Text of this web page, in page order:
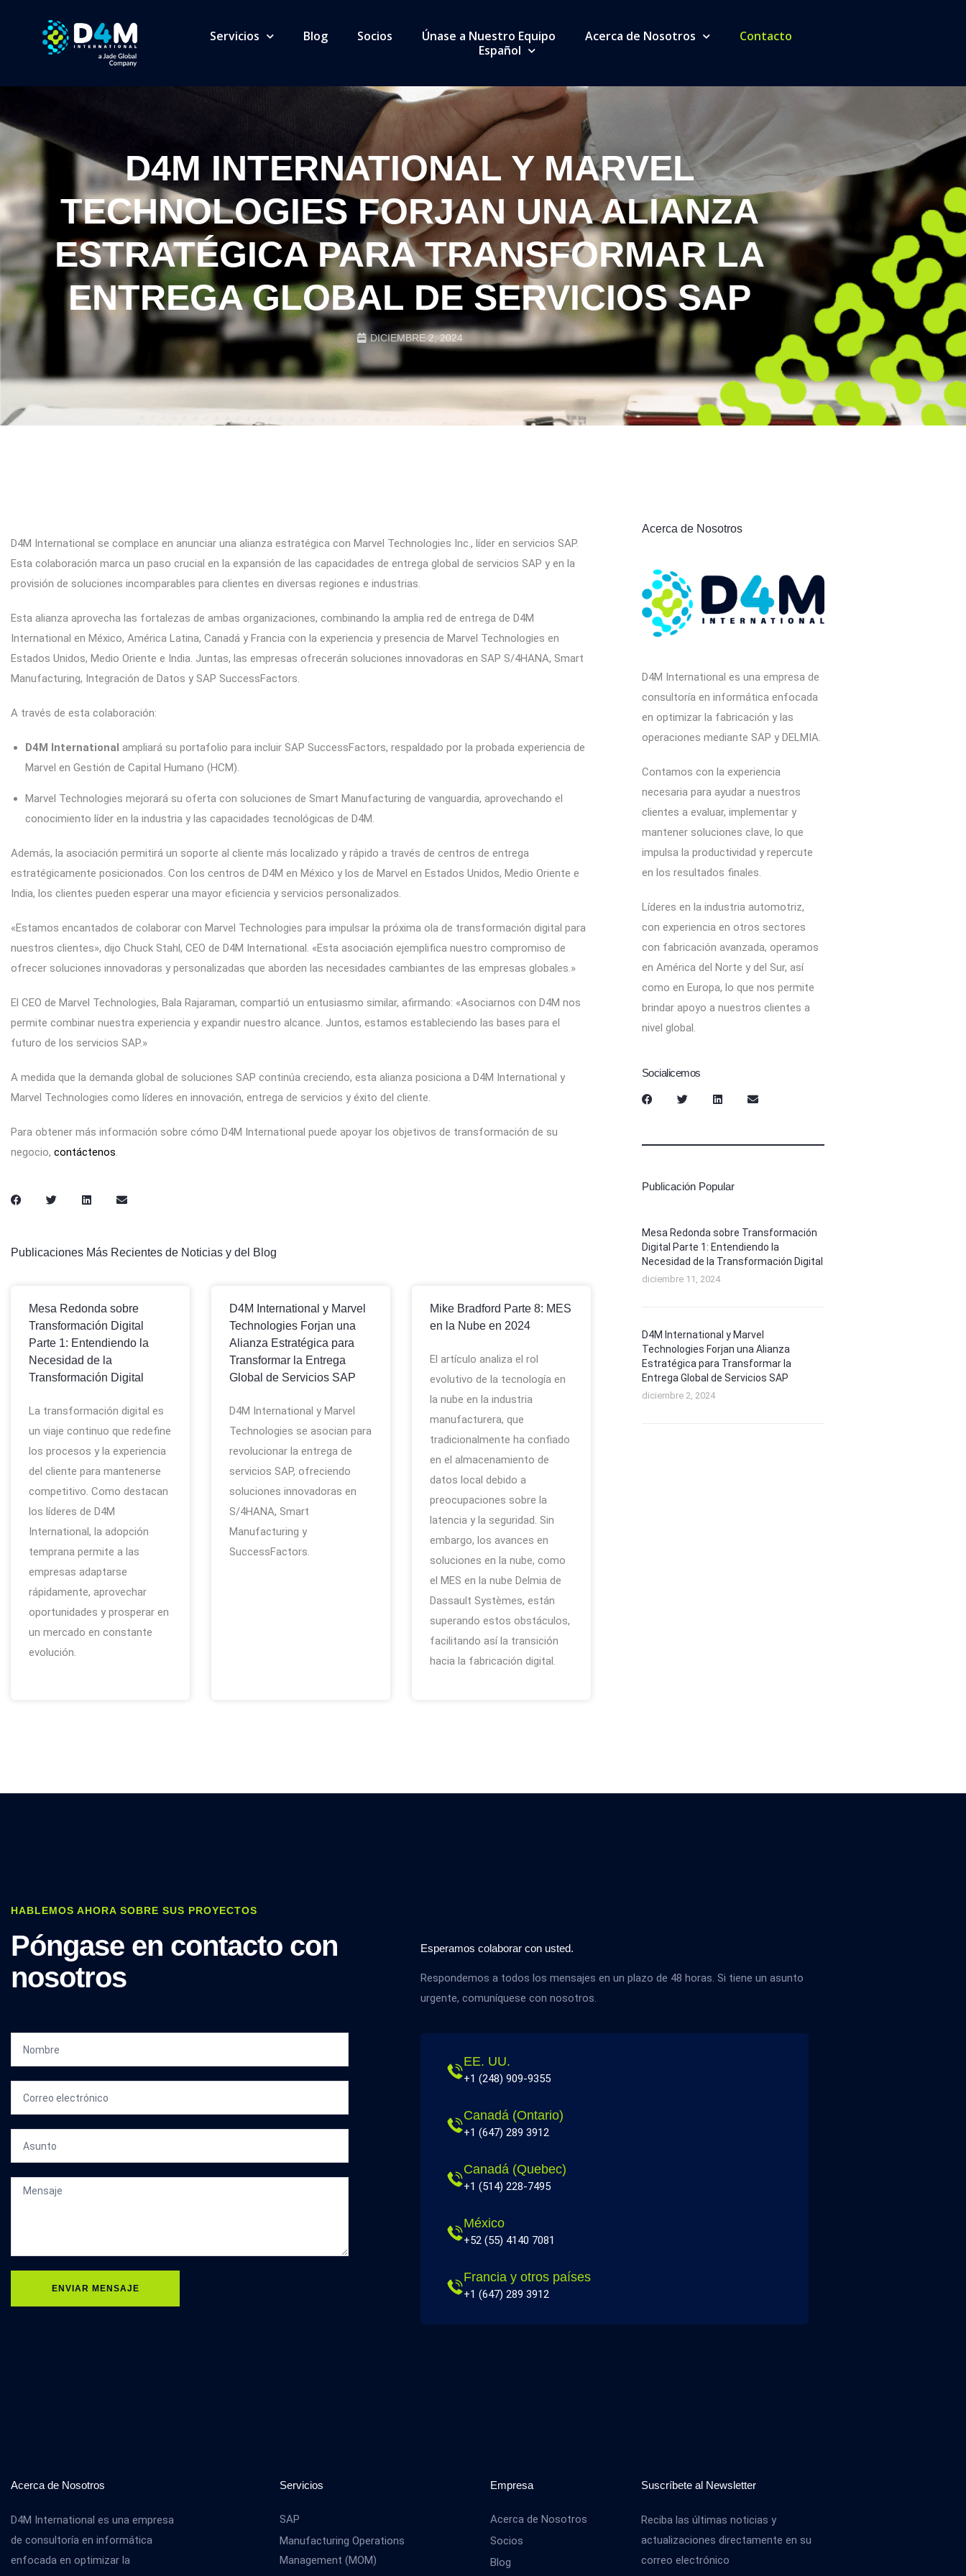
Servicios Blog Socios Únase a Nuestro Equipo Acerca de Nosotros
Contacto
Español
D4M INTERNATIONAL Y MARVEL
TECHNOLOGIES FORJAN UNA ALIANZA
ESTRATÉGICA PARA TRANSFORMAR LA
ENTREGA GLOBAL DE SERVICIOS SAP
DICIEMBRE 2, 2024
D4M International se complace en anunciar una alianza estratégica con Marvel Technologies Inc., líder en servicios SAP.
Esta colaboración marca un paso crucial en la expansión de las capacidades de entrega global de servicios SAP y en la
provisión de soluciones incomparables para clientes en diversas regiones e industrias.
Esta alianza aprovecha las fortalezas de ambas organizaciones, combinando la amplia red de entrega de D4M
International en México, América Latina, Canadá y Francia con la experiencia y presencia de Marvel Technologies en
Estados Unidos, Medio Oriente e India. Juntas, las empresas ofrecerán soluciones innovadoras en SAP S/4HANA, Smart
Manufacturing, Integración de Datos y SAP SuccessFactors.
A través de esta colaboración:
D4M International ampliará su portafolio para incluir SAP SuccessFactors, respaldado por la probada experiencia de
Marvel en Gestión de Capital Humano (HCM).
Marvel Technologies mejorará su oferta con soluciones de Smart Manufacturing de vanguardia, aprovechando el
conocimiento líder en la industria y las capacidades tecnológicas de D4M.
Además, la asociación permitirá un soporte al cliente más localizado y rápido a través de centros de entrega
estratégicamente posicionados. Con los centros de D4M en México y los de Marvel en Estados Unidos, Medio Oriente e
India, los clientes pueden esperar una mayor eficiencia y servicios personalizados.
«Estamos encantados de colaborar con Marvel Technologies para impulsar la próxima ola de transformación digital para
nuestros clientes», dijo Chuck Stahl, CEO de D4M International. «Esta asociación ejemplifica nuestro compromiso de
ofrecer soluciones innovadoras y personalizadas que aborden las necesidades cambiantes de las empresas globales.»
El CEO de Marvel Technologies, Bala Rajaraman, compartió un entusiasmo similar, afirmando: «Asociarnos con D4M nos
permite combinar nuestra experiencia y expandir nuestro alcance. Juntos, estamos estableciendo las bases para el
futuro de los servicios SAP.»
A medida que la demanda global de soluciones SAP continúa creciendo, esta alianza posiciona a D4M International y
Marvel Technologies como líderes en innovación, entrega de servicios y éxito del cliente.
Para obtener más información sobre cómo D4M International puede apoyar los objetivos de transformación de su
negocio, contáctenos.
Publicaciones Más Recientes de Noticias y del Blog
Mesa Redonda sobre
Transformación Digital
Parte 1: Entendiendo la
Necesidad de la
Transformación Digital
La transformación digital es
un viaje continuo que redefine
los procesos y la experiencia
del cliente para mantenerse
competitivo. Como destacan
los líderes de D4M
International, la adopción
temprana permite a las
empresas adaptarse
rápidamente, aprovechar
oportunidades y prosperar en
un mercado en constante
evolución.
D4M International y Marvel
Technologies Forjan una
Alianza Estratégica para
Transformar la Entrega
Global de Servicios SAP
D4M International y Marvel
Technologies se asocian para
revolucionar la entrega de
servicios SAP, ofreciendo
soluciones innovadoras en
S/4HANA, Smart
Manufacturing y
SuccessFactors.
Mike Bradford Parte 8: MES
en la Nube en 2024
El artículo analiza el rol
evolutivo de la tecnología en
la nube en la industria
manufacturera, que
tradicionalmente ha confiado
en el almacenamiento de
datos local debido a
preocupaciones sobre la
latencia y la seguridad. Sin
embargo, los avances en
soluciones en la nube, como
el MES en la nube Delmia de
Dassault Systèmes, están
superando estos obstáculos,
facilitando así la transición
hacia la fabricación digital.
Acerca de Nosotros
D4M International es una empresa de
consultoría en informática enfocada
en optimizar la fabricación y las
operaciones mediante SAP y DELMIA.
Contamos con la experiencia
necesaria para ayudar a nuestros
clientes a evaluar, implementar y
mantener soluciones clave, lo que
impulsa la productividad y repercute
en los resultados finales.
Líderes en la industria automotriz,
con experiencia en otros sectores
con fabricación avanzada, operamos
en América del Norte y del Sur, así
como en Europa, lo que nos permite
brindar apoyo a nuestros clientes a
nivel global.
Socialicemos
Publicación Popular
Mesa Redonda sobre Transformación
Digital Parte 1: Entendiendo la
Necesidad de la Transformación Digital
diciembre 11, 2024
D4M International y Marvel
Technologies Forjan una Alianza
Estratégica para Transformar la
Entrega Global de Servicios SAP
diciembre 2, 2024
HABLEMOS AHORA SOBRE SUS PROYECTOS
Póngase en contacto con
nosotros
ENVIAR MENSAJE
Esperamos colaborar con usted.
Respondemos a todos los mensajes en un plazo de 48 horas. Si tiene un asunto
urgente, comuníquese con nosotros.
EE. UU.
+1 (248) 909-9355
Canadá (Ontario)
+1 (647) 289 3912
Canadá (Quebec)
+1 (514) 228-7495
México
+52 (55) 4140 7081
Francia y otros países
+1 (647) 289 3912
Acerca de Nosotros
D4M International es una empresa
de consultoría en informática
enfocada en optimizar la
Servicios
SAP
Manufacturing Operations
Management (MOM)
Empresa
Acerca de Nosotros
Socios
Blog
Suscríbete al Newsletter
Reciba las últimas noticias y
actualizaciones directamente en su
correo electrónico